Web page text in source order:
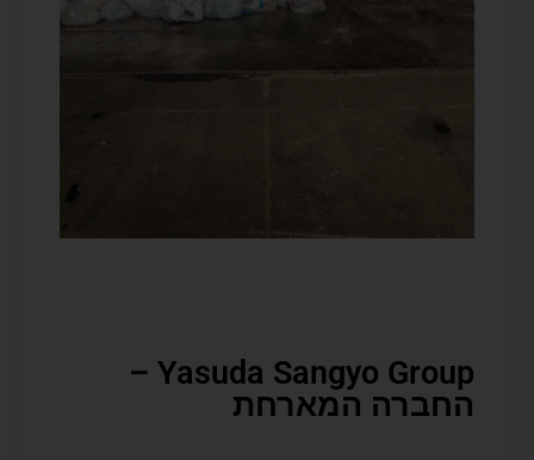
Yasuda Sangyo Group –
החברה המארחת